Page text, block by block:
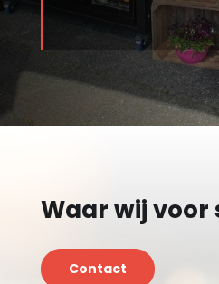
Waar wij voor
Contact